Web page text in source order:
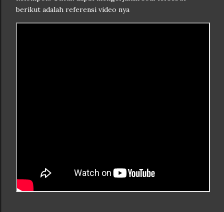
berikut adalah referensi video nya